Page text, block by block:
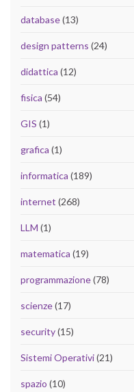
database(13)
design patterns (24)
didattica (12)
fisica (54)
GIS (1)
grafica (1)
informatica (189)
internet (268)
LLM (1)
matematica (19)
programmazione(78)
scienze(17)
security(15)
Sistemi Operativi(21)
spazio (10)